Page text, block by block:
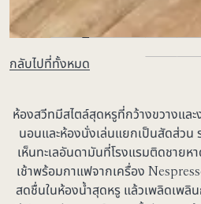
กลับไปที่ทั้งหมด
ห้องสวีทมีสไตล์สุดหรูที่กว้างขวางแ
นอนและห้องนั่งเล่นแยกเป็นสัดส่วน
เห็นทะเลอันดามันที่โรงแรมติดชาย
เช้าพร้อมกาแฟจากเครื่อง
สดชื่นในห้องน้ำสุดหรู แล้วเพลิดเพลิ